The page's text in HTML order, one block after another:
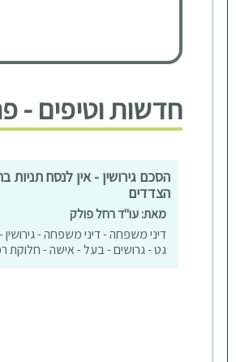
חדשות וטיפים -
הסכם גירושין - אין לנסח
הצדדים
מאת: עו"ד רחל פולק
דיני משפחה - דיני משפחה - גירושין
גט - גרושים - בעל - אישה - חלוקת